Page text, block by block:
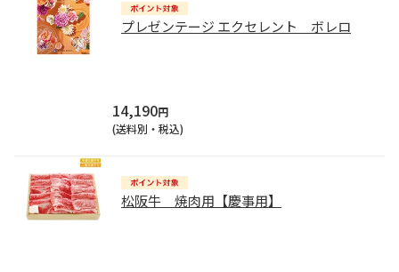
プレゼンテージ エクセレント ボレロ
14,190円
(送料別・税込)
松阪牛 焼肉用【慶事用】